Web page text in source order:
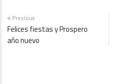
Previous
Felices fiestas y Prospero
año nuevo